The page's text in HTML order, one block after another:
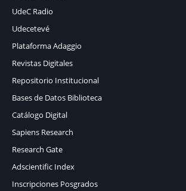
UdeC Radio
Udecetevé
Plataforma Adaggio
Revistas Digitales
Repositorio Institucional
Bases de Datos Biblioteca
Catálogo Digital
Sapiens Research
Research Gate
Adscientific Index
Inscripciones Posgrados